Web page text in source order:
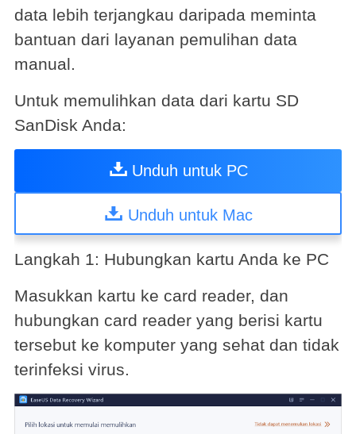
data lebih terjangkau daripada meminta
bantuan dari layanan pemulihan data
manual.
Untuk memulihkan data dari kartu SD
SanDisk Anda:
Unduh untuk PC
Unduh untuk Mac
Langkah 1: Hubungkan kartu Anda ke PC
Masukkan kartu ke card reader, dan
hubungkan card reader yang berisi kartu
tersebut ke komputer yang sehat dan tidak
terinfeksi virus.